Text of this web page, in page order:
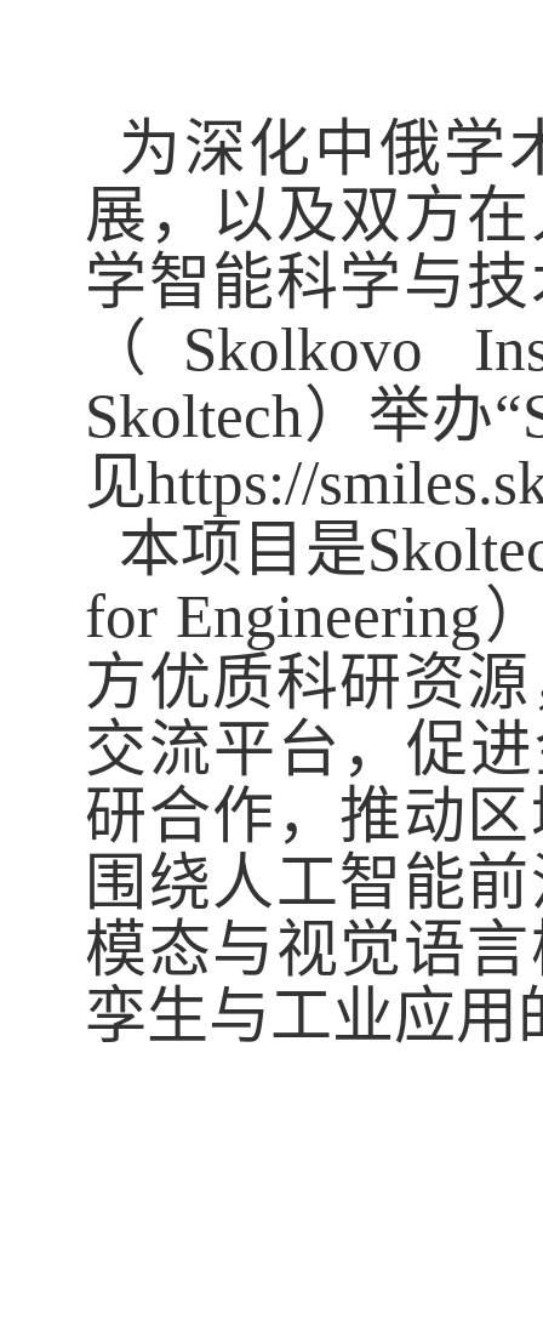
为深化中俄学
展 ， 以及双方在
学智能科学与
（ Skolkovo
Skoltech）举办“
见https://
本项目 是
for Engineering
方优质科研资
交流平台，促
研合作，推动
围绕人工智能
模态与视觉语
孪生与工业应用